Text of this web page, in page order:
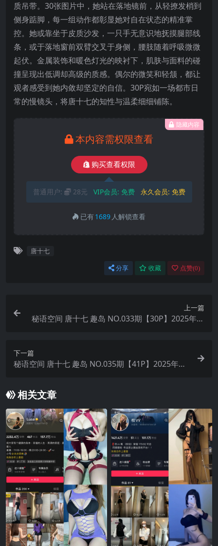
质吊带。30张图片中，她站在落地镜前，从轻撩发梢到
侧身踮脚，每一组动作都彰显她对自在状态的精准掌
控。她或靠坐于皮质沙发，一只手无意识地抚摸腿部线
条，或于落地窗前双臂交叉于身侧，腰肢随着呼吸微微
起伏。金属装饰和暖色灯光的映衬下，肌肤与面料的碰
撞呈现出低调却高级的质感。偶尔的微笑和轻颔，都让
观者感受到她内敛却坚定的自信。30P宛如一场都市日
常的慢镜头，将唐十七的知性与温柔细细铺陈。
隐藏内容
本内容需权限查看
购买查看权限
普通用户: 28元 VIP会员: 免费 永久会员: 免费
已有1689 人解锁查看
唐十七
分享 收藏 点赞(0)
上一篇
秘语空间 唐十七 趣岛 NO.033期【30P】2025年最
下一篇
秘语空间 唐十七 趣岛 NO.035期【41P】2025年最
相关文章